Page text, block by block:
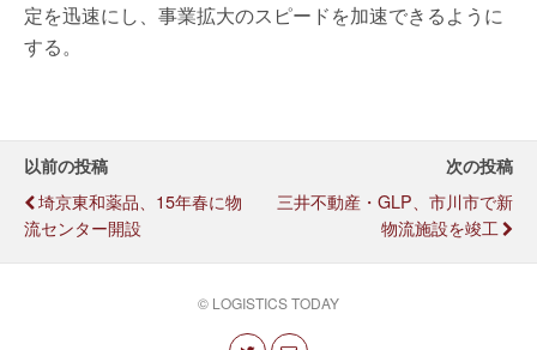
定を迅速にし、事業拡大のスピードを加速できるように
する。
以前の投稿
埼京東和薬品、15年春に物
流センター開設
次の投稿
三井不動産・GLP、市川市で新
物流施設を竣工
© LOGISTICS TODAY